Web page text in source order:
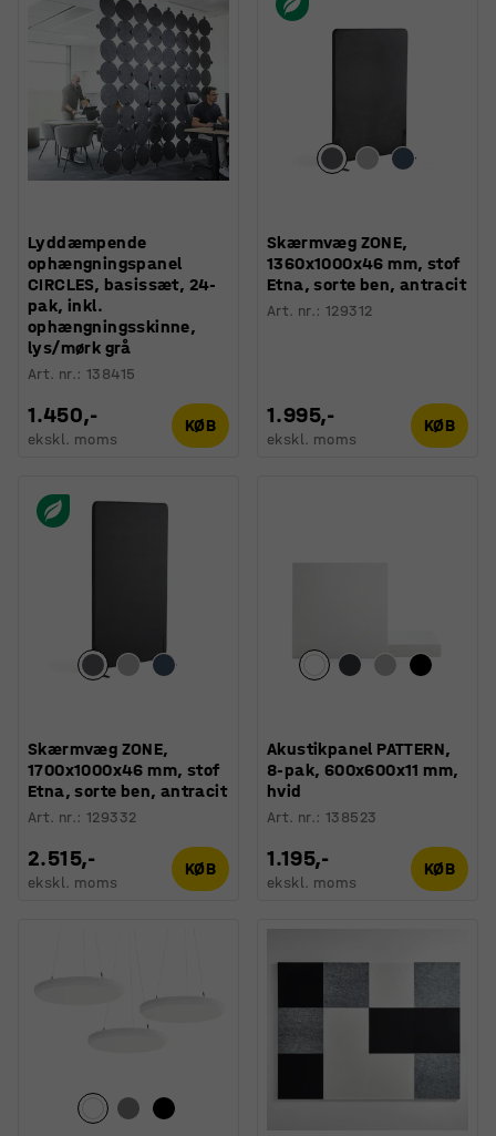
Lyddæmpende
ophængningspanel
CIRCLES, basissæt, 24-
pak, inkl.
ophængningsskinne,
lys/mørk grå
Art. nr.:138415
1.450,-
ekskl. moms
KØB
Skærmvæg ZONE,
1360x1000x46 mm, stof
Etna, sorte ben, antracit
Art. nr.:129312
1.995,-
ekskl. moms
KØB
Skærmvæg ZONE,
1700x1000x46 mm, stof
Etna, sorte ben, antracit
Art. nr.:129332
2.515,-
ekskl. moms
KØB
Akustikpanel PATTERN,
8-pak, 600x600x11 mm,
hvid
Art. nr.:138523
1.195,-
ekskl. moms
KØB